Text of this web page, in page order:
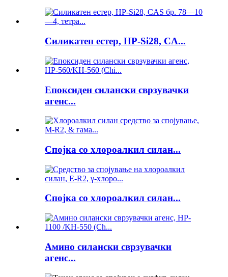
Силикатен естер, HP-Si28, CA...
Епоксиден силански сврзувачки
агенс...
Спојка со хлороалкил силан...
Спојка со хлороалкил силан...
Амино силански сврзувачки
агенс...